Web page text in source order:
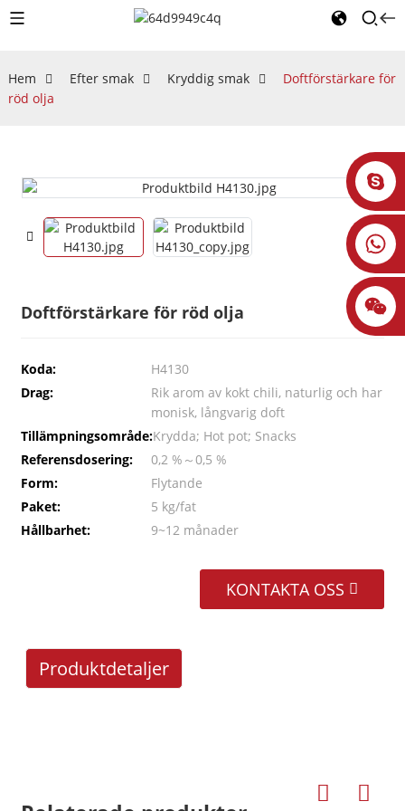
Hem Efter smak Kryddig smak
Doftförstärkare för
röd olja
Doftförstärkare för röd olja
Koda:
H4130
Drag:
Rik arom av kokt chili, naturlig och har
monisk, långvarig doft
Tillämpningsområde:Krydda; Hot pot; Snacks
Referensdosering:
0,2 %～0,5 %
Form:
Flytande
Paket:
5 kg/fat
Hållbarhet:
9~12 månader
KONTAKTA OSS
Produktdetaljer